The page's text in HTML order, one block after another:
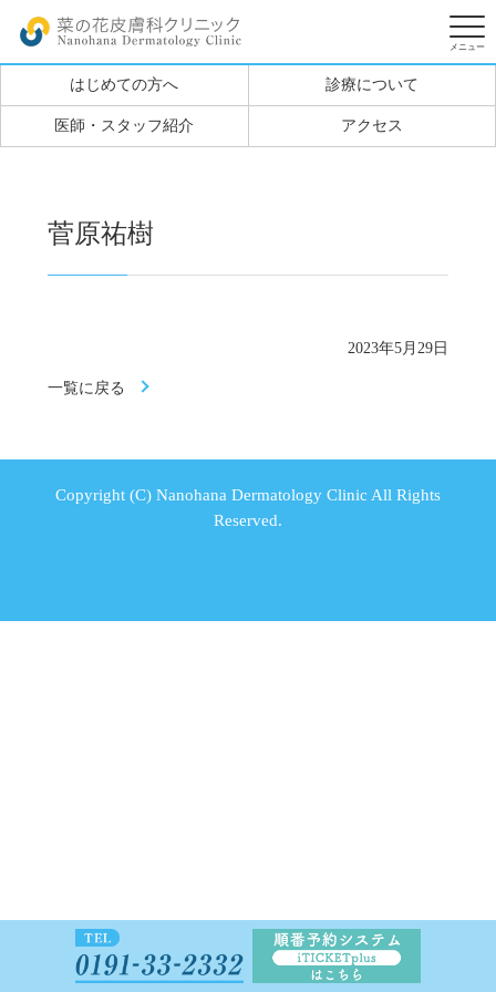
はじめての方へ 診療について
医師・スタッフ紹介 アクセス
菅原祐樹
2023年5月29日
一覧に戻る
Copyright (C) Nanohana Dermatology Clinic All Rights
Reserved.